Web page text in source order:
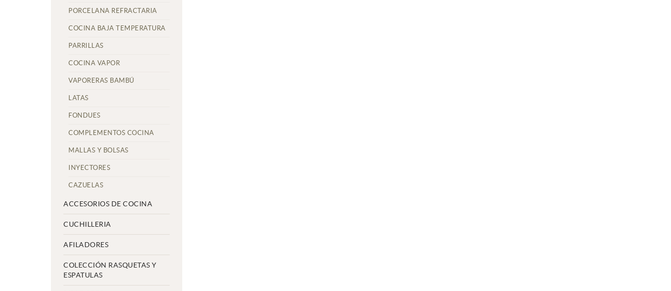
PORCELANA REFRACTARIA
COCINA BAJA TEMPERATURA
PARRILLAS
COCINA VAPOR
VAPORERAS BAMBÚ
LATAS
FONDUES
COMPLEMENTOS COCINA
MALLAS Y BOLSAS
INYECTORES
CAZUELAS
ACCESORIOS DE COCINA
CUCHILLERIA
AFILADORES
COLECCIÓN RASQUETAS Y
ESPATULAS